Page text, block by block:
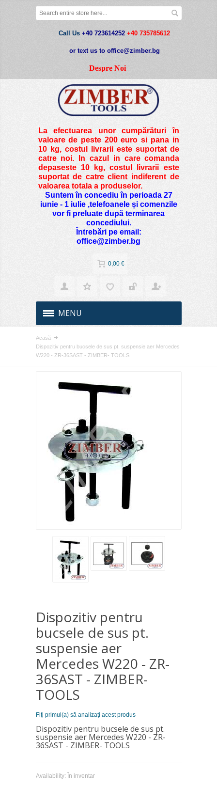
Call Us +40 723614252 +40 735785612
or text us to office@zimber.bg
Despre Noi
La efectuarea unor cumpărături în
valoare de peste200 euro si pana in
10 kg, costul livrarii este suportat de
catre noi. In cazul in care comanda
depaseste 10 kg, costul livrarii este
suportat de catre client indiferent de
valoarea totala a produselor.
Suntem în concediu în perioada 27
iunie - 1 iulie ,telefoanele și comenzile
vor fi preluate după terminarea
concediului.
Întrebări pe email:
office@zimber.bg
0,00 €
MENU
Acasă
Dispozitiv pentru bucsele de sus pt. suspensie aer Mercedes
W220 - ZR-36SAST - ZIMBER- TOOLS
Dispozitiv pentru
bucsele de sus pt.
suspensie aer
Mercedes W220 - ZR-
36SAST - ZIMBER-
TOOLS
Fiţi primul(a) să analizaţi acest produs
Dispozitiv pentru bucsele de sus pt.
suspensie aer Mercedes W220 - ZR-
36SAST - ZIMBER- TOOLS
Availability: În inventar